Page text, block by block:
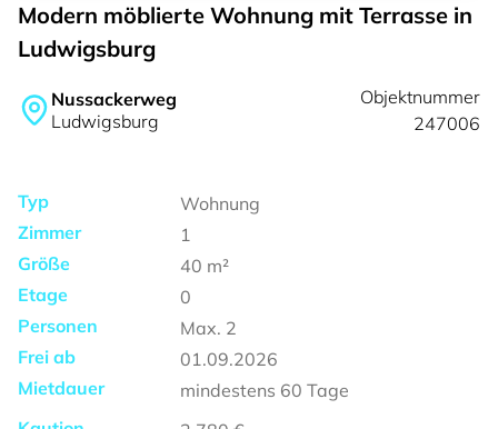
Modern möblierte Wohnung mit Terrasse in
Ludwigsburg
Nussackerweg
Ludwigsburg
Objektnummer
247006
Typ
Wohnung
Zimmer
1
Größe
40 m²
Etage
0
Personen
Max. 2
Frei ab
01.09.2026
Mietdauer
mindestens 60 Tage